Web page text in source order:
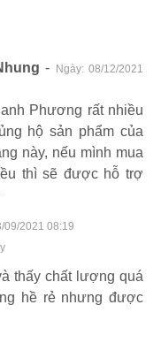
- Ngày:08/12/2021
Phương rất nhiều
hộ sản phẩm của
này, nếu mình mua
thì sẽ được hỗ trợ
09/2021 08:19
thấy chất lượng quá
hề rẻ nhưng được